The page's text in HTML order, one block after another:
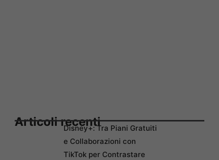
Articoli recentiDisney+: Tra Piani Gratuiti
e Collaborazioni con
TikTok per Contrastare